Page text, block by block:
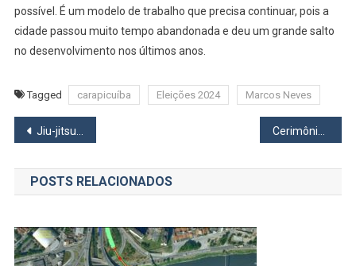
possível. É um modelo de trabalho que precisa continuar, pois a
cidade passou muito tempo abandonada e deu um grande salto
no desenvolvimento nos últimos anos.
Tagged carapicuíba Eleições 2024 Marcos Neves
Navegação
de
Post
Jiu-jitsu: Carina Santi tem como meta ser a Top 1 do mundo em 2024
POSTS RELACIONADOS